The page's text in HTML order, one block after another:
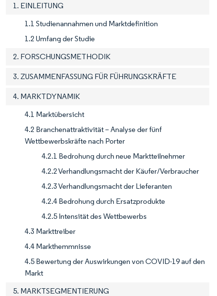
1. EINLEITUNG
1.1 Studienannahmen und Marktdefinition
1.2 Umfang der Studie
2. FORSCHUNGSMETHODIK
3. ZUSAMMENFASSUNG FÜR FÜHRUNGSKRÄFTE
4. MARKTDYNAMIK
4.1 Marktübersicht
4.2 Branchenattraktivität – Analyse der fünf
Wettbewerbskräfte nach Porter
4.2.1 Bedrohung durch neue Marktteilnehmer
4.2.2 Verhandlungsmacht der Käufer/Verbraucher
4.2.3 Verhandlungsmacht der Lieferanten
4.2.4 Bedrohung durch Ersatzprodukte
4.2.5 Intensität des Wettbewerbs
4.3 Markttreiber
4.4 Markthemmnisse
4.5 Bewertung der Auswirkungen von COVID-19 auf den
Markt
5. MARKTSEGMENTIERUNG